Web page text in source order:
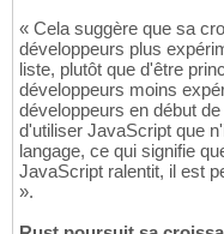
« Cela suggère que sa
développeurs plus
liste, plutôt que d'être
développeurs moins
développeurs en début
d'utiliser JavaScript que
langage, ce qui signifie
JavaScript ralentit, il est
».